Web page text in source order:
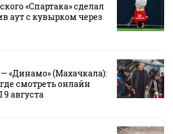
«Спартака» сделал
аут с кувырком через
«Динамо» (Махачкала):
смотреть онлайн
9 августа